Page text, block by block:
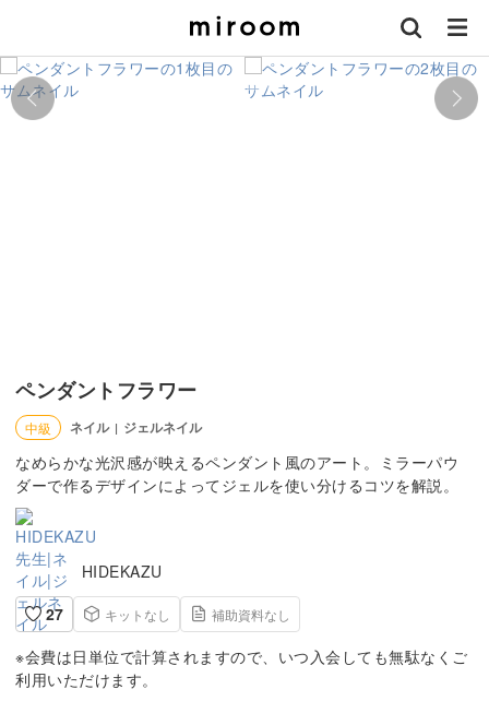
ペンダントフラワー
中級 ネイル | ジェルネイル
なめらかな光沢感が映えるペンダント風のアート。ミラーパウ
ダーで作るデザインによってジェルを使い分けるコツを解説。
HIDEKAZU
27
キットなし 補助資料なし
※会費は日単位で計算されますので、いつ入会しても無駄なくご
利用いただけます。